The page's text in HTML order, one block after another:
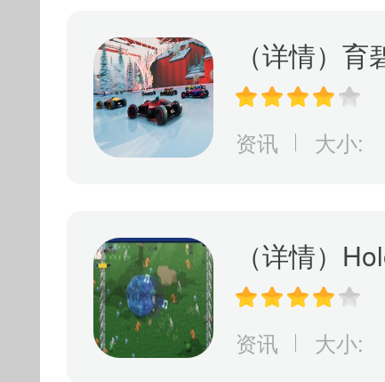
（详情）
《赛道狂飙
陆PlayStation
资讯 大小:
（详情）
戏《
许可将于
推出
资讯 大小: